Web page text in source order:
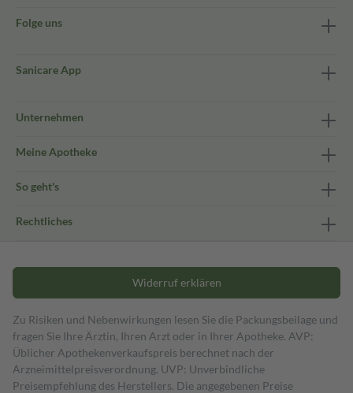
Folge uns
Sanicare App
Unternehmen
Meine Apotheke
So geht's
Rechtliches
Widerruf erklären
Zu Risiken und Nebenwirkungen lesen Sie die Packungsbeilage und
fragen Sie Ihre Ärztin, Ihren Arzt oder in Ihrer Apotheke. AVP:
Üblicher Apothekenverkaufspreis berechnet nach der
Arzneimittelpreisverordnung. UVP: Unverbindliche
Preisempfehlung des Herstellers. Die angegebenen Preise